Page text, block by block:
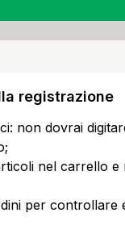
registrazione
non dovrai
nel carrello e
per controllare